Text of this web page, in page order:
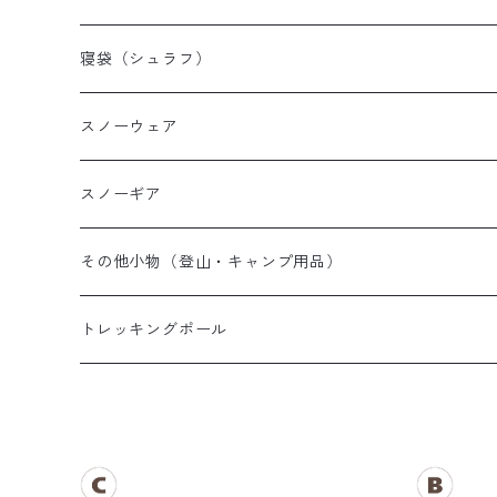
山岳テント
ツーリングテント
テントその他
レディース登山靴
キッズ登山靴
メンズザック
レディースザック
キッズザック
寝袋（シュラフ）
オールシーズンシュラフ
３シーズンシュラフ
夏用シュラフ
マット・その他
スノーウェア
メンズスノーウェア
レディーススノーウェア
キッズスノーウェア
スノーギア
スノーブーツ
スノーゴーグル
その他小物（登山・キャンプ用品）
帽子
トレッキングポール